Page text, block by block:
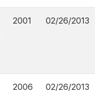
2001 02/26/2013
2006 02/26/2013